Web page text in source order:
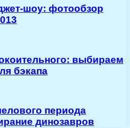
шоу: фотообзор
выбираем
бэкапа
периода
динозавров